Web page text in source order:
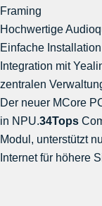
Framing
Hochwertige
Einfache
Integration mit
zentralen
Der neuer MCore
in NPU.34Tops
Modul, unterstützt
Internet für höhere